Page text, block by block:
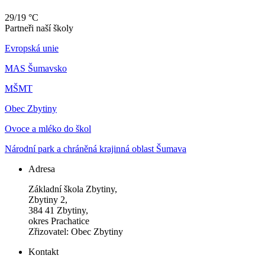
29/19 °C
Partneři naší školy
Evropská unie
MAS Šumavsko
MŠMT
Obec Zbytiny
Ovoce a mléko do škol
Národní park a chráněná krajinná oblast Šumava
Adresa
Základní škola Zbytiny,
Zbytiny 2,
384 41 Zbytiny,
okres Prachatice
Zřizovatel: Obec Zbytiny
Kontakt